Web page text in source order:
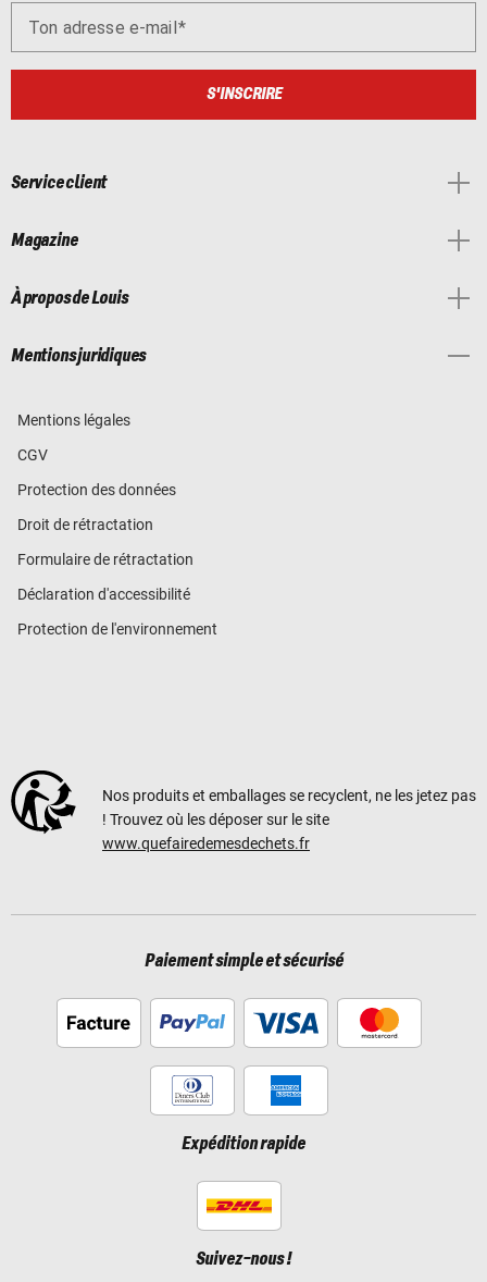
Ton adresse e-mail
S'INSCRIRE
Service client
Magazine
À propos de Louis
Mentions juridiques
Mentions légales
CGV
Protection des données
Droit de rétractation
Formulaire de rétractation
Déclaration d'accessibilité
Protection de l'environnement
Nos produits et emballages se recyclent, ne les jetez pas
! Trouvez où les déposer sur le site
www.quefairedemesdechets.fr
Paiement simple et sécurisé
Expédition rapide
Suivez-nous !